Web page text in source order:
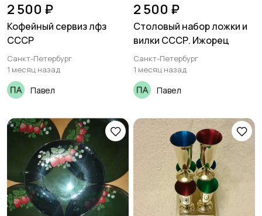
2 500 ₽
Кофейный сервиз лфз
СССР
Санкт-Петербург
1 месяц назад
Павел
2 500 ₽
Столовый набор ложки и
вилки СССР. Ижорец
Санкт-Петербург
1 месяц назад
Павел